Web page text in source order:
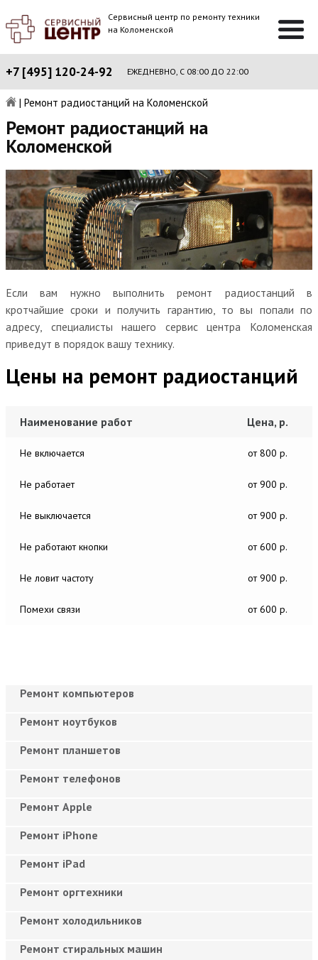
Сервисный центр по ремонту техники
на Коломенской
+7 [495] 120-24-92 ЕЖЕДНЕВНО, С 08:00 ДО 22:00
| Ремонт радиостанций на Коломенской
Ремонт радиостанций на
Коломенской
Если вам нужно выполнить ремонт радиостанций в
кротчайшие сроки и получить гарантию, то вы попали по
адресу, специалисты нашего сервис центра Коломенская
приведут в порядок вашу технику.
Цены на ремонт радиостанций
Наименование работ Цена, р.
Не включается от 800 р.
Не работает от 900 р.
Не выключается от 900 р.
Не работают кнопки от 600 р.
Не ловит частоту от 900 р.
Помехи связи от 600 р.
Ремонт компьютеров
Ремонт ноутбуков
Ремонт планшетов
Ремонт телефонов
Ремонт Apple
Ремонт iPhone
Ремонт iPad
Ремонт оргтехники
Ремонт холодильников
Ремонт стиральных машин